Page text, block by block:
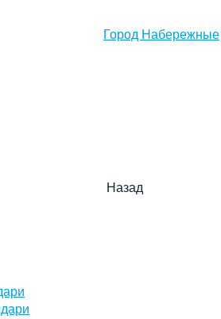
Город Набережные
Назад